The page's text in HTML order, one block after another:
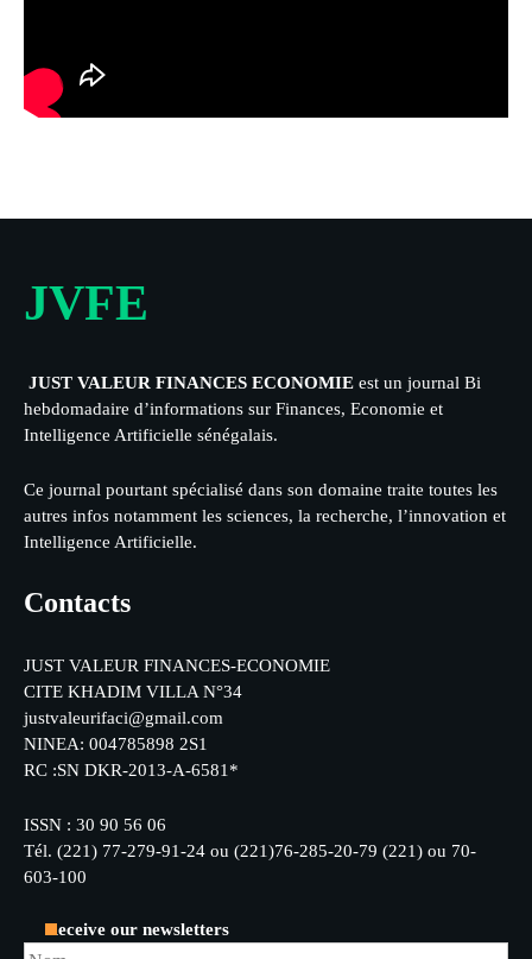
JVFE
JUST VALEUR FINANCES ECONOMIE est un journal Bi
hebdomadaire d’informations sur Finances, Economie et
Intelligence Artificielle sénégalais.
Ce journal pourtant spécialisé dans son domaine traite toutes les
autres infos notamment les sciences, la recherche, l’innovation et
Intelligence Artificielle.
Contacts
JUST VALEUR FINANCES-ECONOMIE
CITE KHADIM VILLA N°34
justvaleurifaci@gmail.com
NINEA: 004785898 2S1
RC :SN DKR-2013-A-6581*
ISSN : 30 90 56 06
Tél. (221) 77-279-91-24 ou (221)76-285-20-79 (221) ou 70-
603-100
Receive our newsletters